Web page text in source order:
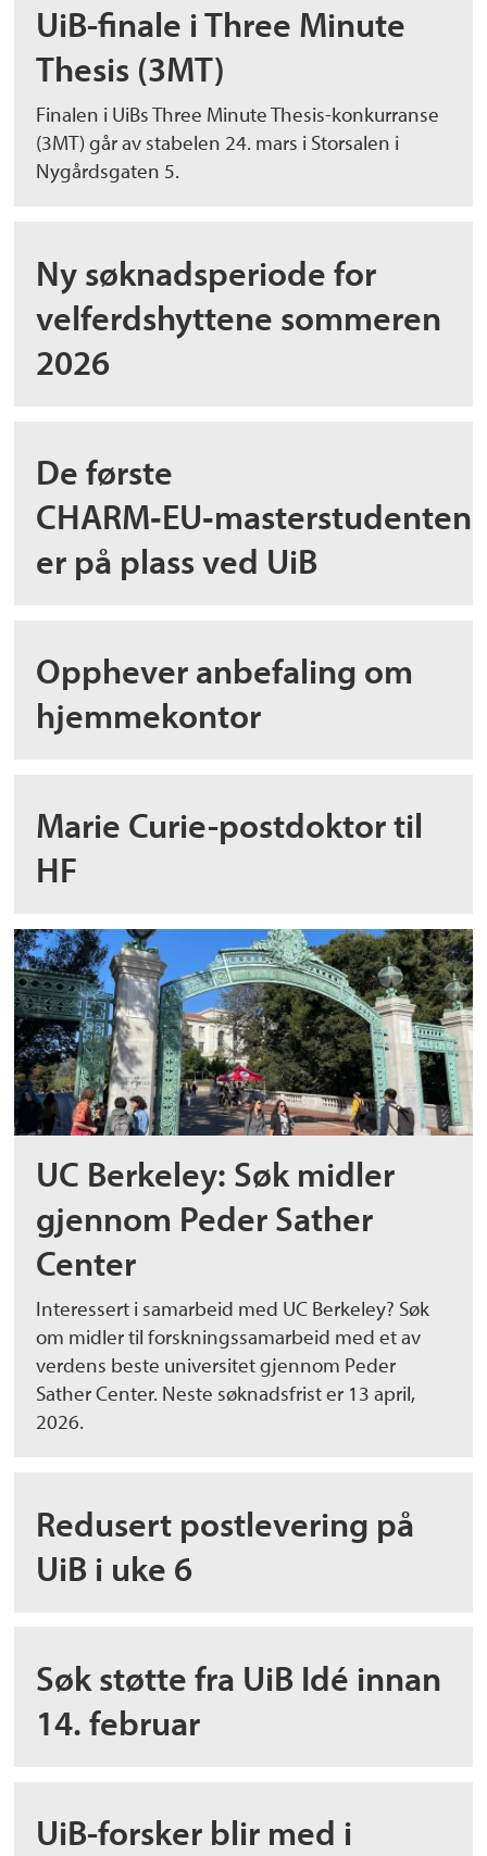
UiB-finale i Three Minute
Thesis (3MT)
Finalen i UiBs Three Minute Thesis-konkurranse
(3MT) går av stabelen 24. mars i Storsalen i
Nygårdsgaten 5.
Ny søknadsperiode for
velferdshyttene sommeren
2026
De første
er på plass ved UiB
Opphever anbefaling om
hjemmekontor
Marie Curie-postdoktor til
HF
UC Berkeley: Søk midler
gjennom Peder Sather
Center
Interessert i samarbeid med UC Berkeley? Søk
om midler til forskningssamarbeid med et av
verdens beste universitet gjennom Peder
Sather Center. Neste søknadsfrist er 13 april,
2026.
Redusert postlevering på
UiB i uke 6
Søk støtte fra UiB Idé innan
14. februar
UiB-forsker blir med i